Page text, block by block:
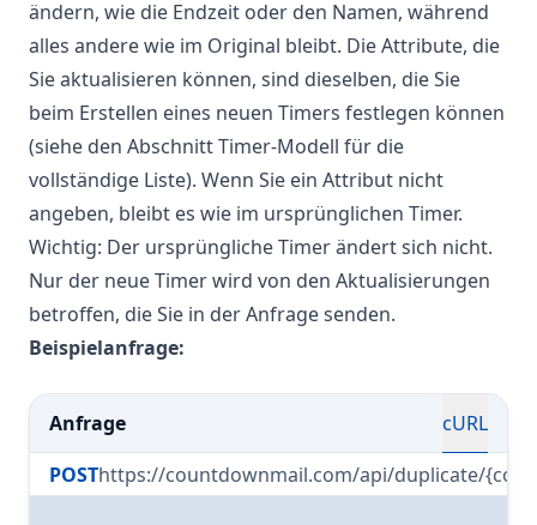
ändern, wie die Endzeit oder den Namen, während
alles andere wie im Original bleibt. Die Attribute, die
Sie aktualisieren können, sind dieselben, die Sie
beim Erstellen eines neuen Timers festlegen können
(siehe den Abschnitt Timer-Modell für die
vollständige Liste). Wenn Sie ein Attribut nicht
angeben, bleibt es wie im ursprünglichen Timer.
Wichtig: Der ursprüngliche Timer ändert sich nicht.
Nur der neue Timer wird von den Aktualisierungen
betroffen, die Sie in der Anfrage senden.
Beispielanfrage:
Anfrage
cURL
POSThttps://countdownmail.com/api/duplicate/